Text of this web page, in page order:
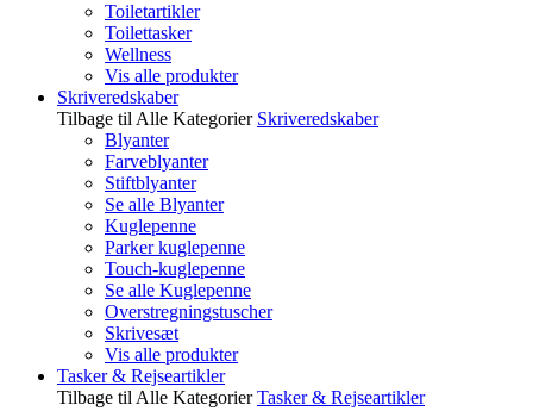
Toiletartikler
Toilettasker
Wellness
Vis alle produkter
Skriveredskaber
Tilbage til Alle Kategorier Skriveredskaber
Blyanter
Farveblyanter
Stiftblyanter
Se alle Blyanter
Kuglepenne
Parker kuglepenne
Touch-kuglepenne
Se alle Kuglepenne
Overstregningstuscher
Skrivesæt
Vis alle produkter
Tasker & Rejseartikler
Tilbage til Alle Kategorier Tasker & Rejseartikler